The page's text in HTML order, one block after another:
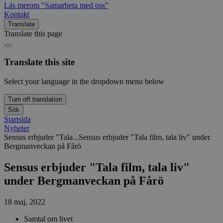
Läs merom "Samarbeta med oss"
Kontakt
Translate
Translate this page
Translate this site
Select your language in the dropdown menu below
Turn off translation
Sök
Startsida
Nyheter
Sensus erbjuder "Tala...Sensus erbjuder "Tala film, tala liv" under
Bergmanveckan på Fårö
Sensus erbjuder "Tala film, tala liv"
under Bergmanveckan på Fårö
18 maj, 2022
Samtal om livet